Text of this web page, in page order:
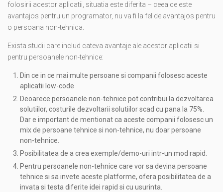
folosirii acestor aplicatii, situatia este diferita – ceea ce este
avantajos pentru un programator, nu va fi la fel de avantajos pentru
o persoana non-tehnica.
Exista studii care includ cateva avantaje ale acestor aplicatii si
pentru persoanele non-tehnice:
Din ce in ce mai multe persoane si companii folosesc aceste
aplicatii low-code
Deoarece persoanele non-tehnice pot contribui la dezvoltarea
solutiilor, costurile dezvoltarii solutiilor scad cu pana la 75%.
Dar e important de mentionat ca aceste companii folosesc un
mix de persoane tehnice si non-tehnice, nu doar persoane
non-tehnice.
Posibilitatea de a crea exemple/demo-uri intr-un mod rapid.
Pentru persoanele non-tehnice care vor sa devina persoane
tehnice si sa invete aceste platforme, ofera posibilitatea de a
invata si testa diferite idei rapid si cu usurinta.